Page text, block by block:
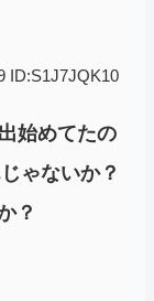
ID:S1J7JQK10
始めてたの
ゃないか？
？